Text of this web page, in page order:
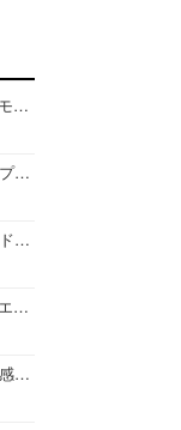
ニベア26年秋新作コスメ｜ディープモイスチャーリップの美容液タイプや2in1ボディクリームスクラブも
オペラ2026年秋新作｜『グロウリップティント』の新色・限定色はローズジャムカラー♡全4色をレビュー
ジルスチュアート2026年秋新作｜『ドレスドブルーム アイズ』新色や限定ハイライト・リップをレビュー
キャンメイク26年秋新作｜エアリーエクステンションライナー＆カールスナイパーマスカラ新色をレビュー
デイジードール2026年秋新作｜血色感が可愛い♡『パウダー ブラッシュ ブルーム』新3色をレビュー